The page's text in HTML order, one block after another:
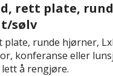
rett plate,
sølv
runde hjørner,
konferanse eller
å rengjøre.